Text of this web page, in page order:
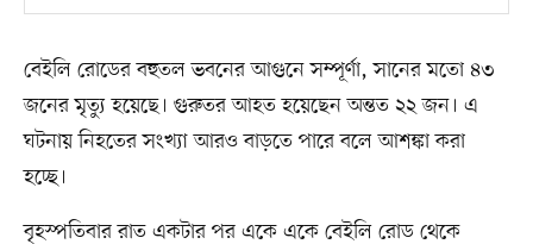
বেইলি রোডের বহুতল ভবনের আগুনে সম্পূর্ণা, সানের মতো ৪৩
জনের মৃত্যু হয়েছে। গুরুতর আহত হয়েছেন অন্তত ২২ জন। এ
ঘটনায় নিহতের সংখ্যা আরও বাড়তে পারে বলে আশঙ্কা করা
হচ্ছে।
বৃহস্পতিবার রাত একটার পর একে একে বেইলি রোড থেকে